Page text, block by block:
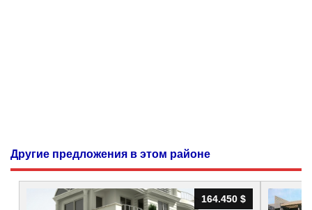
Другие предложения в этом районе
164.450 $
164.450 $